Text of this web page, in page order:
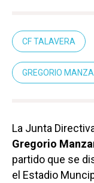
CF TALAVERA
GREGORIO
La Junta
Gregorio
partido que se
el Estadio